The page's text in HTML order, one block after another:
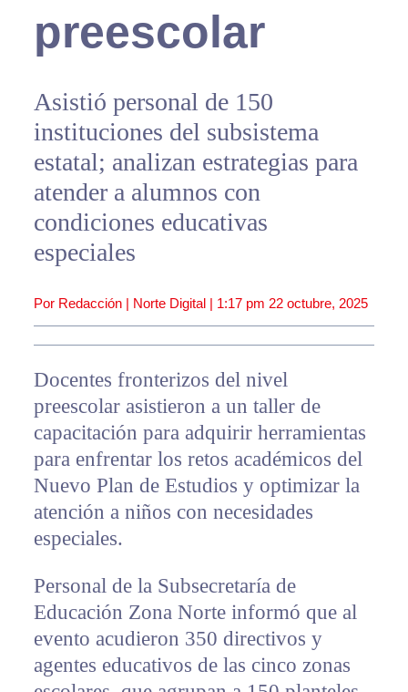
preescolar
Asistió personal de 150
instituciones del subsistema
estatal; analizan estrategias para
atender a alumnos con
condiciones educativas
especiales
Por Redacción | Norte Digital | 1:17 pm 22 octubre, 2025
Docentes fronterizos del nivel
preescolar asistieron a un taller de
capacitación para adquirir herramientas
para enfrentar los retos académicos del
Nuevo Plan de Estudios y optimizar la
atención a niños con necesidades
especiales.
Personal de la Subsecretaría de
Educación Zona Norte informó que al
evento acudieron 350 directivos y
agentes educativos de las cinco zonas